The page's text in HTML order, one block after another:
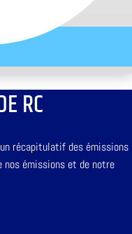
RC
récapitulatif des émissions
nos émissions et de notre